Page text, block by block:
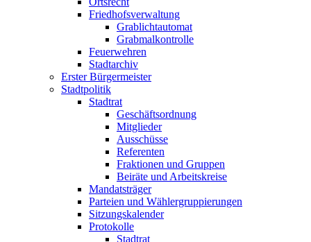
Friedhofsverwaltung
Grablichtautomat
Grabmalkontrolle
Feuerwehren
Stadtarchiv
Erster Bürgermeister
Stadtpolitik
Stadtrat
Geschäftsordnung
Mitglieder
Ausschüsse
Referenten
Fraktionen und Gruppen
Beiräte und Arbeitskreise
Mandatsträger
Parteien und Wählergruppierungen
Sitzungskalender
Protokolle
Stadtrat